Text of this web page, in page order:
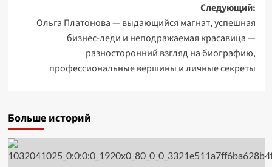
Следующий:
Ольга Платонова — выдающийся магнат, успешная
бизнес-леди и неподражаемая красавица —
разносторонний взгляд на биографию,
профессиональные вершины и личные секреты
Больше историй